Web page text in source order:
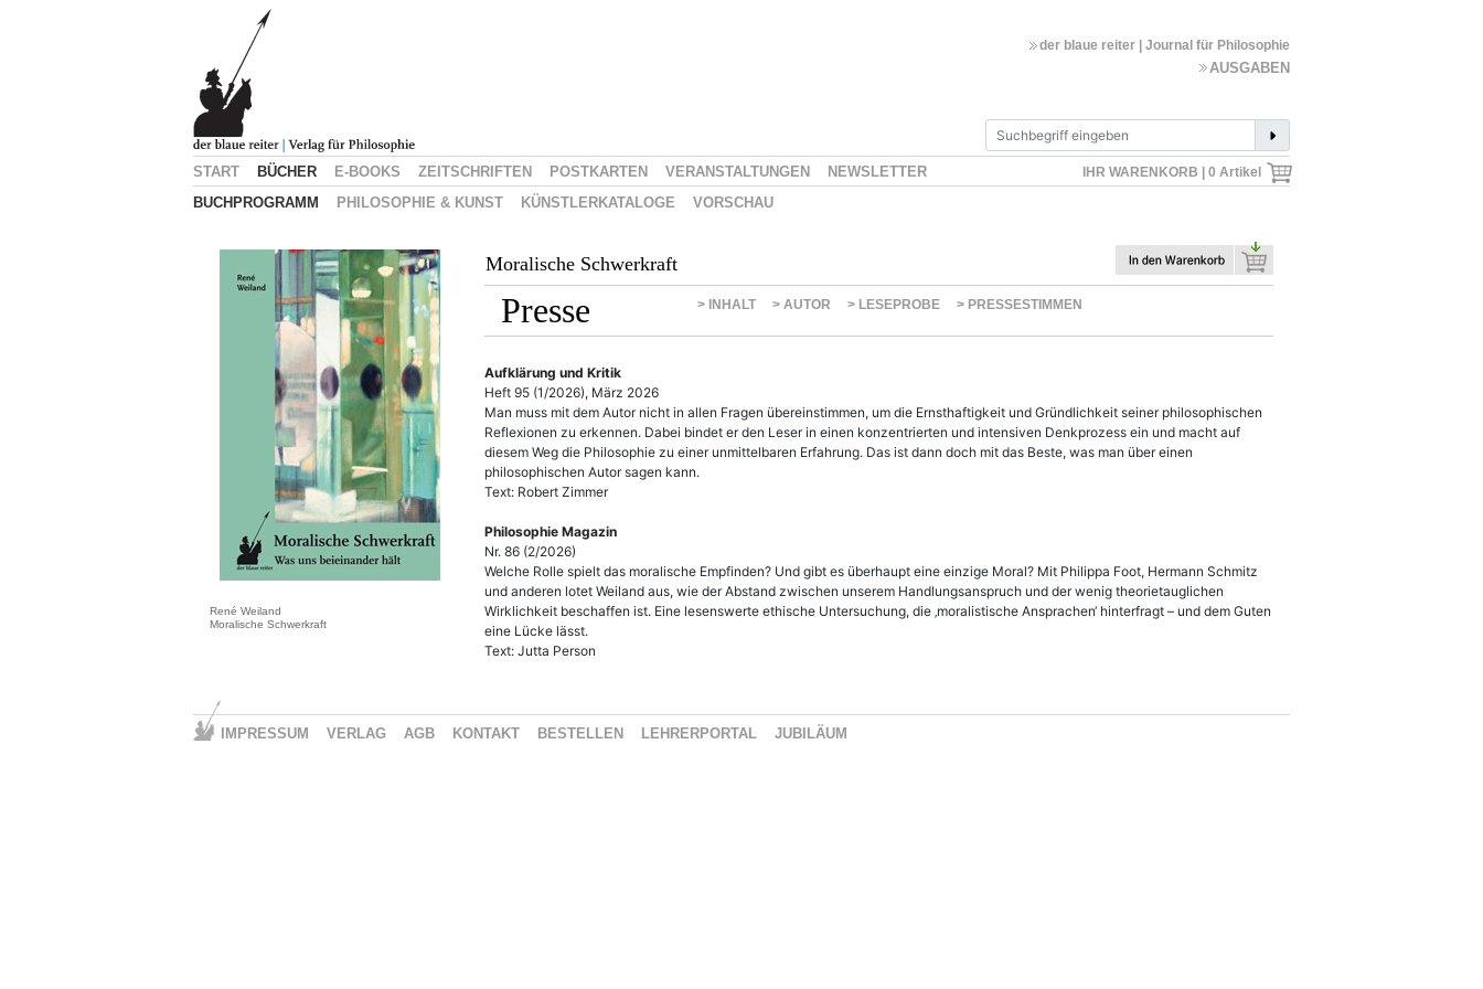
IHR WARENKORB | 0 Artikel
der blaue reiter | Journal für Philosophie
AUSGABEN
START BÜCHER E-BOOKS ZEITSCHRIFTEN POSTKARTEN VERANSTALTUNGEN
NEWSLETTER
BUCHPROGRAMM
PHILOSOPHIE & KUNST KÜNSTLERKATALOGE VORSCHAU
René Weiland
Moralische Schwerkraft
Moralische Schwerkraft
Presse > INHALT > AUTOR > LESEPROBE > PRESSESTIMMEN
Aufklärung und Kritik
Heft 95 (1/2026), März 2026
Man muss mit dem Autor nicht in allen Fragen übereinstimmen, um die Ernsthaftigkeit und Gründlichkeit seiner philosophischen
Reflexionen zu erkennen. Dabei bindet er den Leser in einen konzentrierten und intensiven Denkprozess ein und macht auf
diesem Weg die Philosophie zu einer unmittelbaren Erfahrung. Das ist dann doch mit das Beste, was man über einen
philosophischen Autor sagen kann.
Text: Robert Zimmer
Philosophie Magazin
Nr. 86 (2/2026)
Welche Rolle spielt das moralische Empfinden? Und gibt es überhaupt eine einzige Moral? Mit Philippa Foot, Hermann Schmitz
und anderen lotet Weiland aus, wie der Abstand zwischen unserem Handlungsanspruch und der wenig theorietauglichen
Wirklichkeit beschaffen ist. Eine lesenswerte ethische Untersuchung, die ‚moralistische Ansprachen‘ hinterfragt – und dem Guten
eine Lücke lässt.
Text: Jutta Person
IMPRESSUM VERLAG AGB KONTAKT BESTELLEN LEHRERPORTAL JUBILÄUM